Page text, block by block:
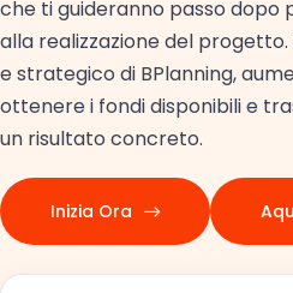
che ti guideranno passo dopo
alla realizzazione del
e strategico di BPlanning,
ottenere i fondi disponibili e
un risultato concreto.
Inizia Ora